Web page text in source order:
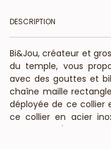
DESCRIPTION
Bi&Jou, créateur et
du temple, vous
avec des gouttes et
chaîne maille
déployée de ce collier
ce collier en acier
chaînette
grossiste vous